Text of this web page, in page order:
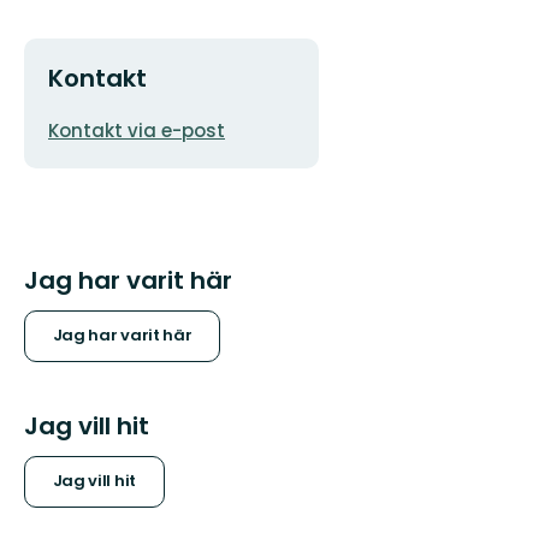
Kontakt
E-
Kontakt via e-post
Jag har varit här
Jag har varit här
Jag vill hit
Jag vill hit